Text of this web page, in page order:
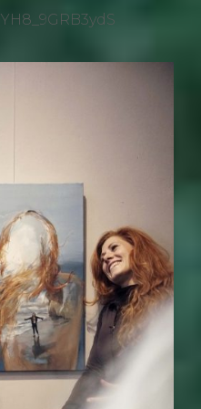
YH8_9GRB3ydS